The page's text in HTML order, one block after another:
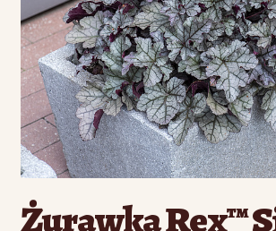
Żurawka Rex™